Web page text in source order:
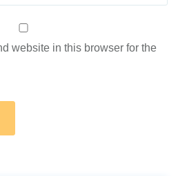
website in this browser for the